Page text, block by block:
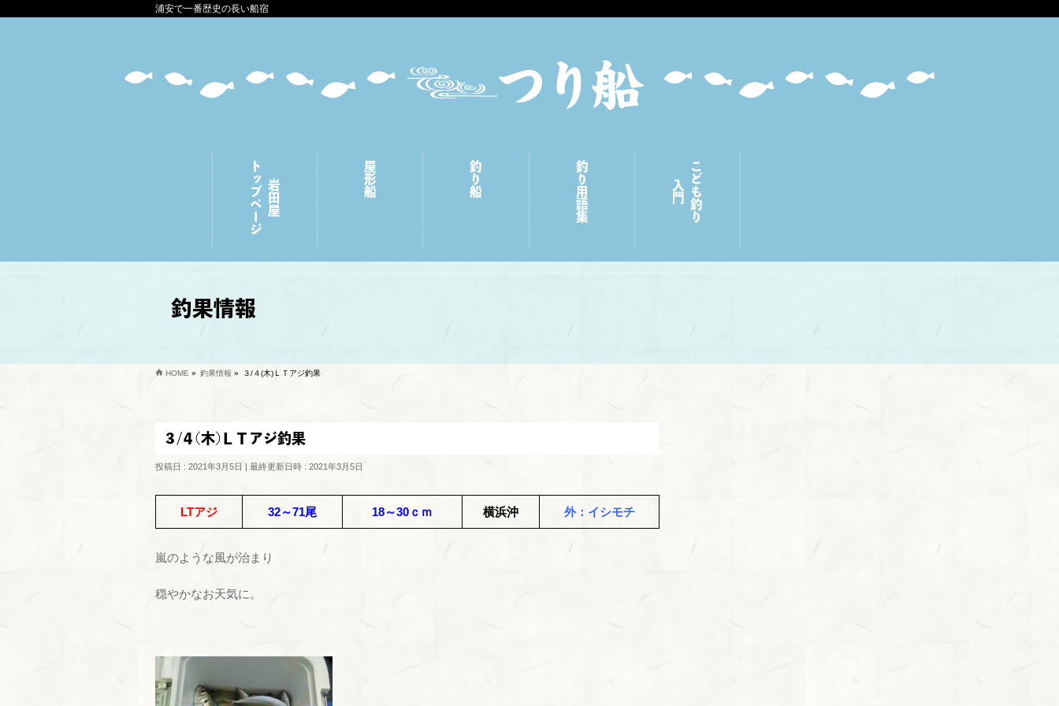
浦安で一番歴史の長い船宿
岩田屋
トップページ 屋形船 釣り船 釣り用語集 こども釣り
入門
釣果情報
HOME » 釣果情報 » ３/４(木)ＬＴアジ釣果
３/４(木)ＬＴアジ釣果
投稿日 : 2021年3月5日 最終更新日時 : 2021年3月5日
LTアジ 32～71尾 18～30ｃｍ 横浜沖 外：イシモチ
嵐のような風が治まり
穏やかなお天気に。